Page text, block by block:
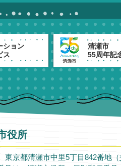
ション
ス
清瀬市
55周年記
役所
京都清瀬市中里5丁目842番地（